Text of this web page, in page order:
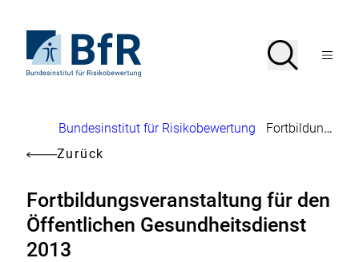
Seiteninhalt
springenStartseite
von
Suche
SucheMenü
Brotkrumennavigation
Bundesinstitut für Risikobewertung
Fortbildungsveranstaltung für den Öffentlichen Gesundheitsdienst 2013
Zurück
Fortbildungsveranstaltung für den
Öffentlichen Gesundheitsdienst
2013